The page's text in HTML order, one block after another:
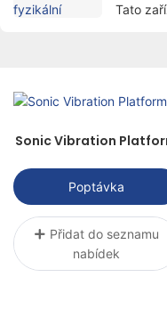
Tato
Sonic Vibration
Poptávka
Přidat do seznamu
nabídek